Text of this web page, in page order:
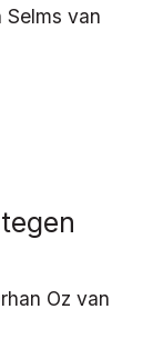
van
Oz van